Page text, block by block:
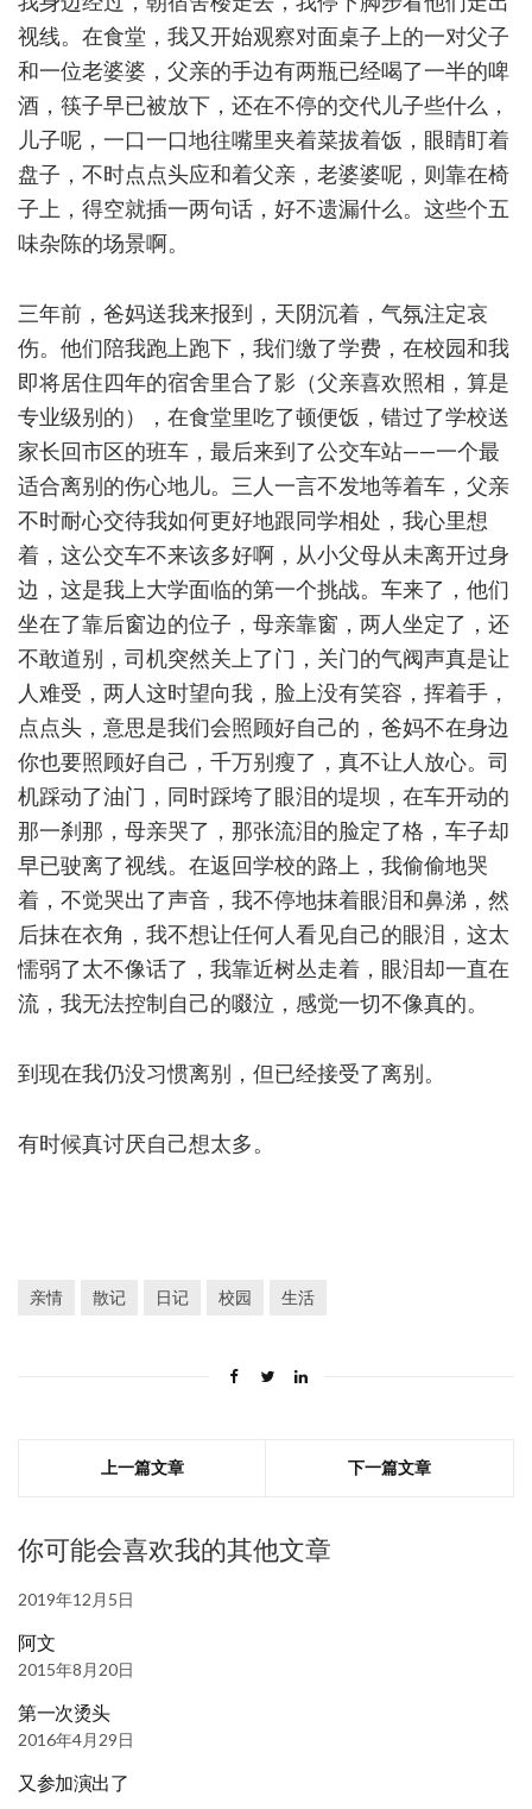
视线。在食堂，我又开始观察对面桌子上的一对父子
和一位老婆婆，父亲的手边有两瓶已经喝了一半的啤
酒，筷子早已被放下，还在不停的交代儿子些什么，
儿子呢，一口一口地往嘴里夹着菜拔着饭，眼睛盯着
盘子，不时点点头应和着父亲，老婆婆呢，则靠在椅
子上，得空就插一两句话，好不遗漏什么。这些个五
味杂陈的场景啊。
三年前，爸妈送我来报到，天阴沉着，气氛注定哀
伤。他们陪我跑上跑下，我们缴了学费，在校园和我
即将居住四年的宿舍里合了影（父亲喜欢照相，算是
专业级别的），在食堂里吃了顿便饭，错过了学校送
家长回市区的班车，最后来到了公交车站——一个最
适合离别的伤心地儿。三人一言不发地等着车，父亲
不时耐心交待我如何更好地跟同学相处，我心里想
着，这公交车不来该多好啊，从小父母从未离开过身
边，这是我上大学面临的第一个挑战。车来了，他们
坐在了靠后窗边的位子，母亲靠窗，两人坐定了，还
不敢道别，司机突然关上了门，关门的气阀声真是让
人难受，两人这时望向我，脸上没有笑容，挥着手，
点点头，意思是我们会照顾好自己的，爸妈不在身边
你也要照顾好自己，千万别瘦了，真不让人放心。司
机踩动了油门，同时踩垮了眼泪的堤坝，在车开动的
那一刹那，母亲哭了，那张流泪的脸定了格，车子却
早已驶离了视线。在返回学校的路上，我偷偷地哭
着，不觉哭出了声音，我不停地抹着眼泪和鼻涕，然
后抹在衣角，我不想让任何人看见自己的眼泪，这太
懦弱了太不像话了，我靠近树丛走着，眼泪却一直在
流，我无法控制自己的啜泣，感觉一切不像真的。
到现在我仍没习惯离别，但已经接受了离别。
有时候真讨厌自己想太多。
亲情 散记 日记 校园 生活
上一篇文章 下一篇文章
你可能会喜欢我的其他文章
2019年12月5日
阿文
2015年8月20日
第一次烫头
2016年4月29日
又参加演出了